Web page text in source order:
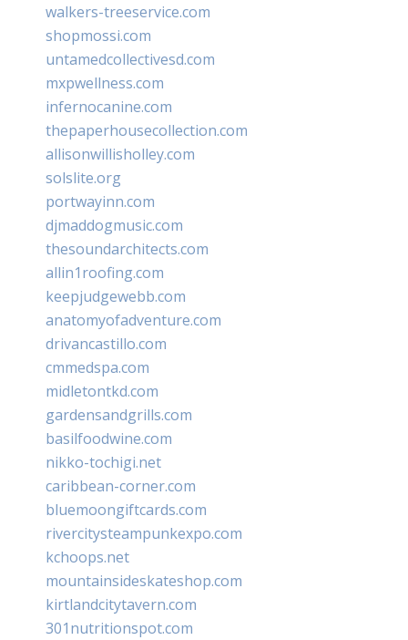
walkers-treeservice.com
shopmossi.com
untamedcollectivesd.com
mxpwellness.com
infernocanine.com
thepaperhousecollection.com
allisonwillisholley.com
solslite.org
portwayinn.com
djmaddogmusic.com
thesoundarchitects.com
allin1roofing.com
keepjudgewebb.com
anatomyofadventure.com
drivancastillo.com
cmmedspa.com
midletontkd.com
gardensandgrills.com
basilfoodwine.com
nikko-tochigi.net
caribbean-corner.com
bluemoongiftcards.com
rivercitysteampunkexpo.com
kchoops.net
mountainsideskateshop.com
kirtlandcitytavern.com
301nutritionspot.com